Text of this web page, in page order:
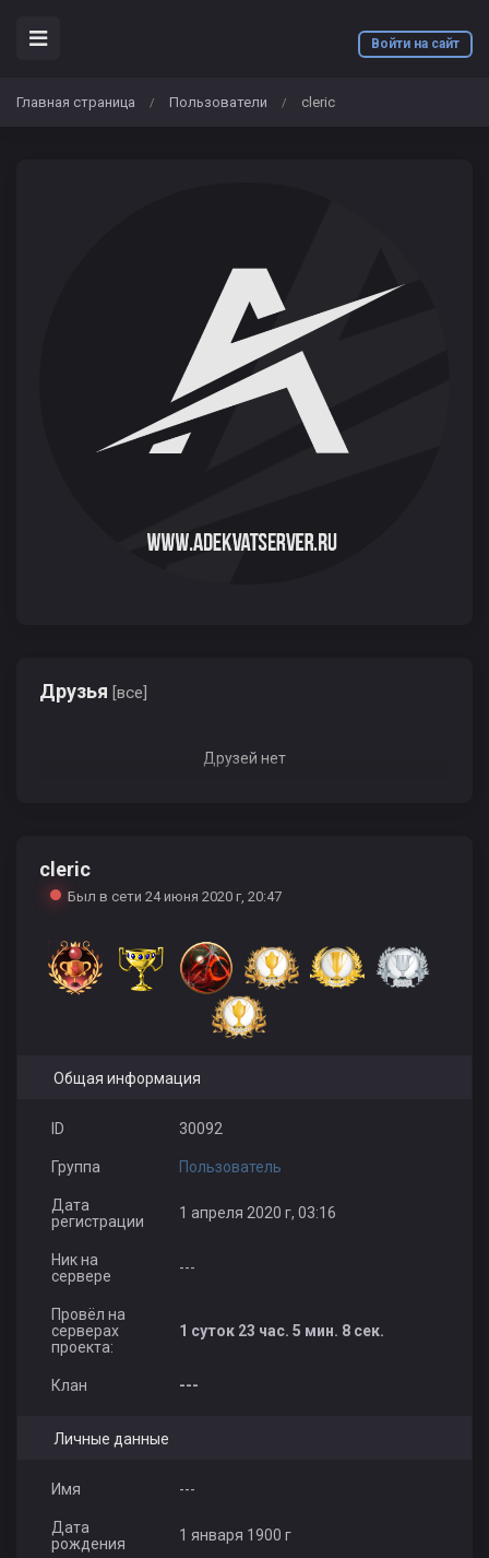
Войти на сайт
Главная страница / Пользователи / cleric
Друзья [все]
Друзей нет
cleric
Был в сети 24 июня 2020 г, 20:47
Общая информация
ID 30092
Группа Пользователь
Дата
регистрации
1 апреля 2020 г, 03:16
Ник на
сервере
---
Провёл на
серверах
проекта:
1 суток 23 час. 5 мин. 8 сек.
Клан ---
Личные данные
Имя ---
Дата
рождения
1 января 1900 г